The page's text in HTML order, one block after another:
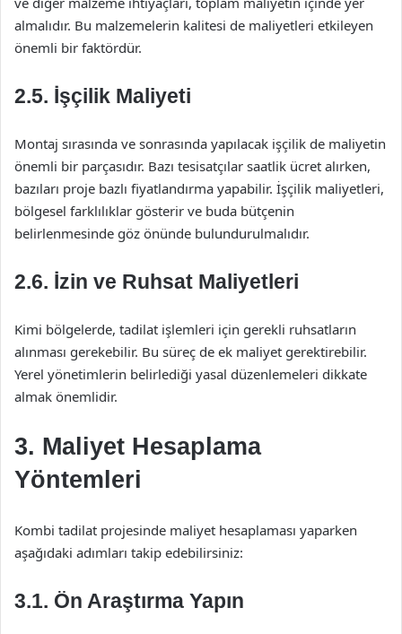
almalıdır. Bu malzemelerin kalitesi de maliyetleri etkileyen
önemli bir faktördür.
2.5. İşçilik Maliyeti
Montaj sırasında ve sonrasında yapılacak işçilik de maliyetin
önemli bir parçasıdır. Bazı tesisatçılar saatlik ücret alırken,
bazıları proje bazlı fiyatlandırma yapabilir. İşçilik maliyetleri,
bölgesel farklılıklar gösterir ve buda bütçenin
belirlenmesinde göz önünde bulundurulmalıdır.
2.6. İzin ve Ruhsat Maliyetleri
Kimi bölgelerde, tadilat işlemleri için gerekli ruhsatların
alınması gerekebilir. Bu süreç de ek maliyet gerektirebilir.
Yerel yönetimlerin belirlediği yasal düzenlemeleri dikkate
almak önemlidir.
3. Maliyet Hesaplama
Yöntemleri
Kombi tadilat projesinde maliyet hesaplaması yaparken
aşağıdaki adımları takip edebilirsiniz:
3.1. Ön Araştırma Yapın